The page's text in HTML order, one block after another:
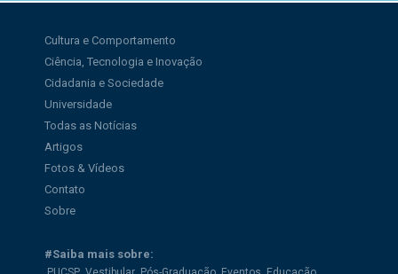
Cultura e Comportamento
Ciência, Tecnologia e Inovação
Cidadania e Sociedade
Universidade
Todas as Notícias
Artigos
Fotos & Vídeos
Contato
Sobre
#Saiba mais sobre: